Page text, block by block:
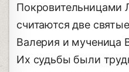
Покровительницами
считаются две
Валерия и мученица
Их судьбы были